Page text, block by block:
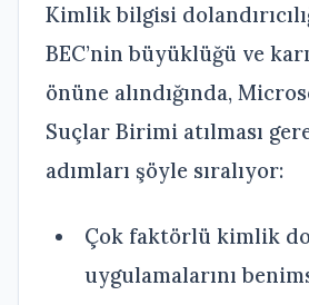
Kimlik bilgisi
BEC’nin büyüklüğü ve
önüne alındığında,
Suçlar Birimi atılması
adımları şöyle sıralıyor:
Çok faktörlü kimlik
uygulamalarını